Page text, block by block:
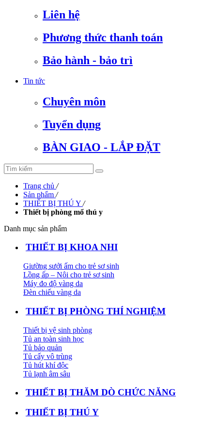
Liên hệ
Phương thức thanh toán
Bảo hành - bảo trì
Tin tức
Chuyên môn
Tuyển dụng
BÀN GIAO - LẮP ĐẶT
Trang chủ /
Sản phẩm /
THIẾT BỊ THÚ Y /
Thiết bị phòng mổ thú y
Danh mục sản phẩm
THIẾT BỊ KHOA NHI
Giường sưởi ấm cho trẻ sơ sinh
Lồng ấp – Nôi cho trẻ sơ sinh
Máy đo độ vàng da
Đèn chiếu vàng da
THIẾT BỊ PHÒNG THÍ NGHIỆM
Thiết bị vệ sinh phòng
Tủ an toàn sinh học
Tủ bảo quản
Tủ cấy vô trùng
Tủ hút khí độc
Tủ lạnh âm sâu
THIẾT BỊ THĂM DÒ CHỨC NĂNG
THIẾT BỊ THÚ Y